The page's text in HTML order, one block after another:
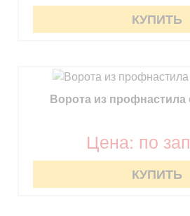
КУПИТЬ
Ворота из
Цена: по
КУПИТЬ